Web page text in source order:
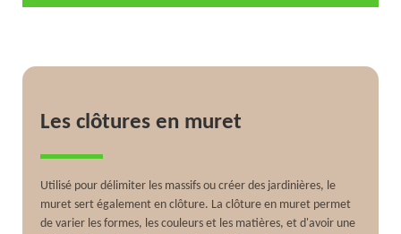
Les clôtures en muret
Utilisé pour délimiter les massifs ou créer des jardinières, le
muret sert également en clôture. La clôture en muret permet
de varier les formes, les couleurs et les matières, et d'avoir une